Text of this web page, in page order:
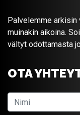
Palvelemme arkisin
muinakin aikoina.
vältyt odottamasta
OTA